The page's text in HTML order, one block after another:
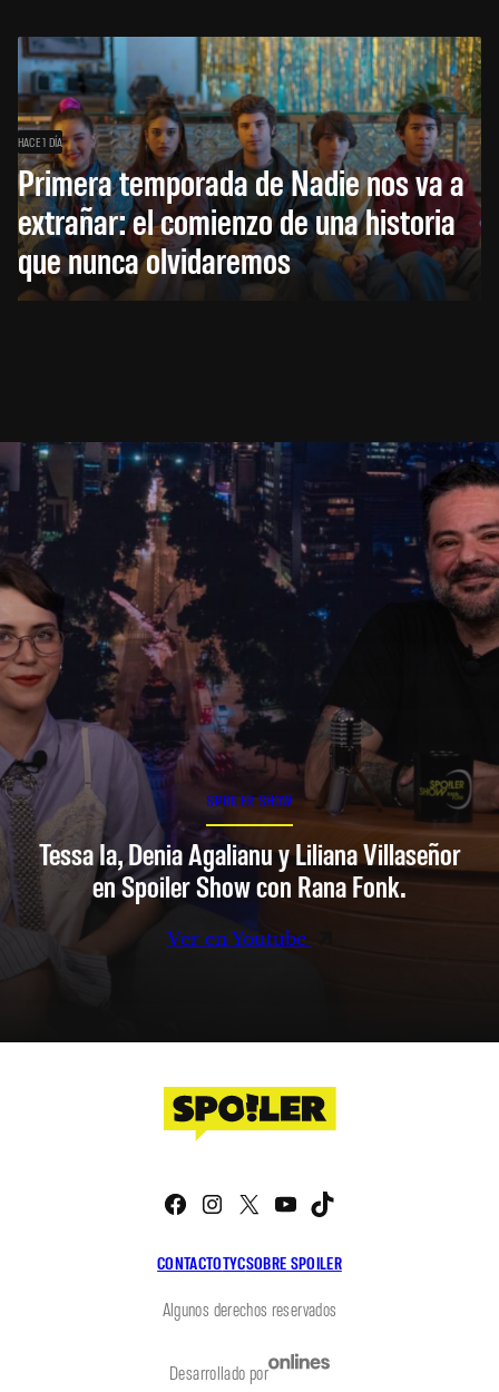
HACE 1 DÍA
Primera temporada de Nadie nos va a
extrañar: el comienzo de una historia
que nunca olvidaremos
SPOILER SHOW
Tessa Ia, Denia Agalianu y Liliana Villaseñor
en Spoiler Show con Rana Fonk.
Ver en Youtube
CONTACTOTYCSOBRE SPOILER
Facebook
Instagram
X YouTube
Algunos derechos reservados
Desarrollado por